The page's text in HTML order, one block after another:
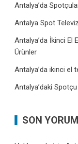
Antalya’da
Antalya Spot
Antalya’da İkinci El
Ürünler
Antalya’da ikinci el
Antalya’daki Spotçu
SON